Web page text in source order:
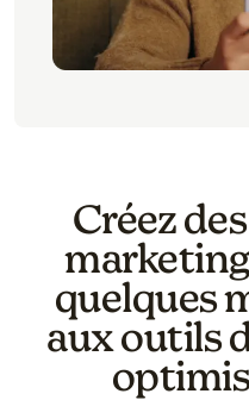
Créez
quelques
aux outils